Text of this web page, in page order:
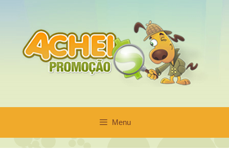
conteúdo
Menu